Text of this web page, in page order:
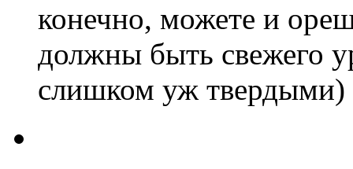
конечно, можете и
должны быть свежего
слишком уж твердыми)